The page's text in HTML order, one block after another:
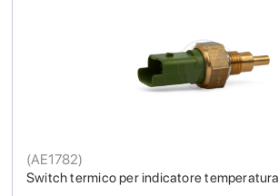
Switch termico per indicatore temperatura
(AE1782)